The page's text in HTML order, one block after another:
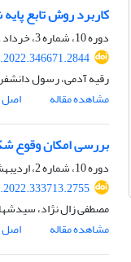
کاربرد روش تابع
دوره 10، شماره 3، خرداد 1402، صفحه
رقیه آدمی، رسول
مشاهده مقاله
اصل
بررسی امکان وقوع
دوره 10، شماره 2، اردیبهشت 1402، صفحه
مصطفی زال نژاد،
مشاهده مقاله
اصل